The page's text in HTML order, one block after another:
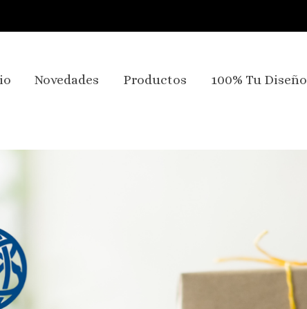
Novedades Productos 100% Tu Diseño